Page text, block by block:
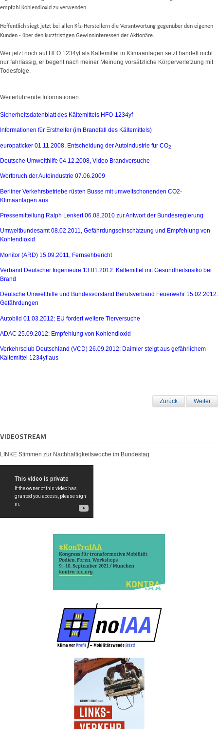
empfahl Kohlendioxid zu verwenden.
Hoffentlich siegt jetzt bei allen Kfz-Herstellern die Verantwortung gegenüber den eigenen
Kunden - über den kurzfristigen Gewinninteressen der Aktionäre.
Wer jetzt noch auf HFO 1234yf als Kältemittel in Klimaanlagen setzt handelt nicht
nur fahrlässig, er begeht nach meiner Meinung vorsätzliche Körperverletzung mit
Todesfolge.
Weiterführende Informationen:
Sicherheitsdatenblatt des Kältemittels HFO-1234yf
Informationen für Ersthelfer (im Brandfall des Kältemittels)
europaticker 01.11.2008, Entscheidung der Autoindustrie für CO2
Deutsche Umwelthilfe 04.12.2008, Video Brandversuche
Wortbruch der Autoindustrie 07.06.2009
Berliner Verkehrsbetriebe rüsten Busse mitumweltschonenden CO2-
Klimaanlagen aus
Pressemitteilung Ralph Lenkert 06.08.2010 zur Antwort der Bundesregierung
Umweltbundesamt 08.02.2011, Gefährdungseinschätzung und Empfehlung von
Kohlendioxid
Monitor (ARD) 15.09.2011, Fernsehbericht
Verband Deutscher Ingenieure 13.01.2012: Kältemittel mit Gesundheitsrisiko bei
Brand
Deutsche Umwelthilfe und Bundesvorstand Berufsverband Feuerwehr 15.02.2012:
Gefährdungen
Autobild 01.03.2012: EU fordert weitere Tierversuche
ADAC 25.09.2012: Empfehlung von Kohlendioxid
Verkehrsclub Deutschland (VCD) 26.09.2012: Daimler steigt aus gefährlichem
Kältemittel 1234yfaus
Zurück Weiter
VIDEOSTREAM
LINKE Stimmen zur Nachhaltigkeitswoche im Bundestag